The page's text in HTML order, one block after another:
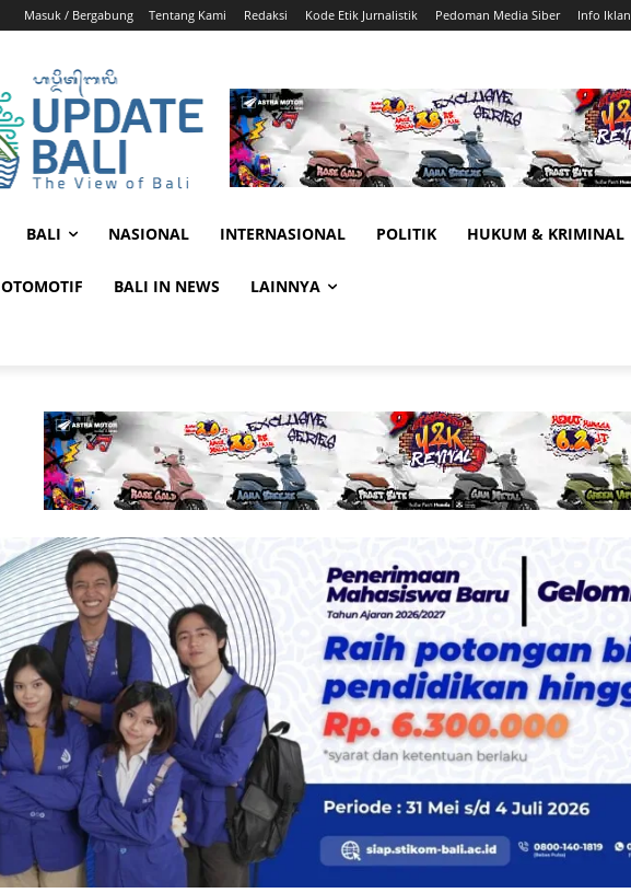
Masuk / Bergabung Tentang Kami Redaksi Kode Etik Jurnalistik Pedoman Media Siber Info Iklan
BALI NASIONAL INTERNASIONAL POLITIK HUKUM & KRIMINAL
OTOMOTIF BALI IN NEWS LAINNYA